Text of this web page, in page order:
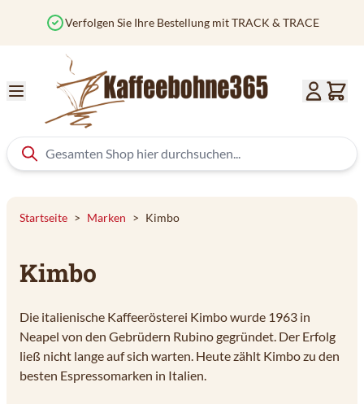
Verfolgen Sie Ihre Bestellung mit TRACK & TRACE
Startseite > Marken > Kimbo
Kimbo
Die italienische Kaffeerösterei Kimbo wurde 1963 in
Neapel von den Gebrüdern Rubino gegründet. Der Erfolg
ließ nicht lange auf sich warten. Heute zählt Kimbo zu den
besten Espressomarken in Italien.